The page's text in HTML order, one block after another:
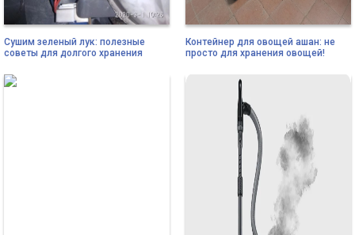
Сушим зеленый лук: полезные
советы для долгого хранения
Контейнер для овощей ашан: не
просто для хранения овощей!